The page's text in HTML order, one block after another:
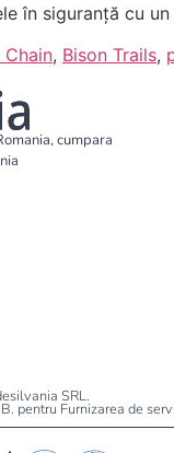
în siguranță cu un
Chain, Bison Trails,
cumpara
SRL.
pentru Furnizarea de